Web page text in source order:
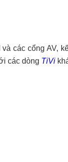
các cổng AV,
các dòng TiVi